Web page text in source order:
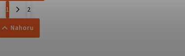
1
2
Nahoru